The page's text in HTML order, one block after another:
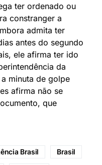
ter ordenado ou
constranger a
admita ter
antes do segundo
ele afirma ter ido
da
minuta de golpe
afirma não se
que
Brasil Brasil